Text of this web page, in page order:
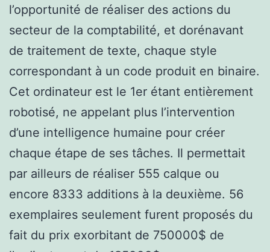
l’opportunité de réaliser des actions du
secteur de la comptabilité, et dorénavant
de traitement de texte, chaque style
correspondant à un code produit en binaire.
Cet ordinateur est le 1er étant entièrement
robotisé, ne appelant plus l’intervention
d’une intelligence humaine pour créer
chaque étape de ses tâches. Il permettait
par ailleurs de réaliser 555 calque ou
encore 8333 additions à la deuxième. 56
exemplaires seulement furent proposés du
fait du prix exorbitant de 750000$ de